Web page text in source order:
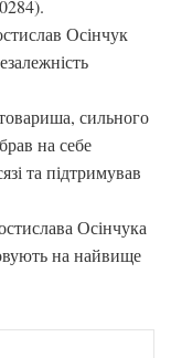
Осінчук
сильного
на себе
та підтримував
Осінчука
на найвище